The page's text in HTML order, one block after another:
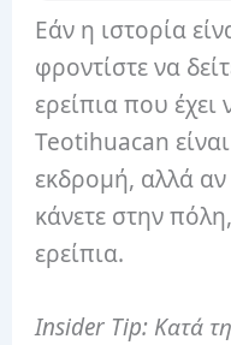
Εάν η ιστορία
φροντίστε να
ερείπια που
Teotihuacan
εκδρομή, αλλά
κάνετε στην
ερείπια.
Insider Tip: Κατά